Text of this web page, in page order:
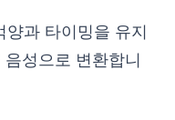
양과 타이밍을 유지
성으로 변환합니